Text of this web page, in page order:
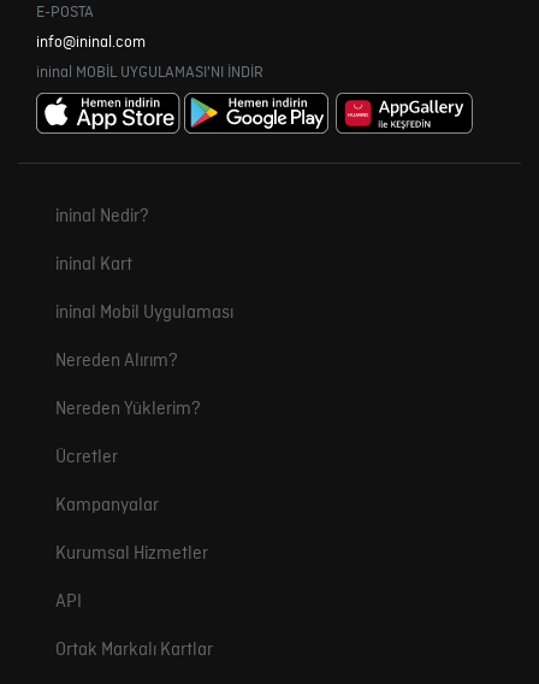
E-POSTA
info@ininal.com
ininal MOBİL UYGULAMASI'NI İNDİR
ininal Nedir?
ininal Kart
ininal Mobil Uygulaması
Nereden Alırım?
Nereden Yüklerim?
Ücretler
Kampanyalar
Kurumsal Hizmetler
API
Ortak Markalı Kartlar